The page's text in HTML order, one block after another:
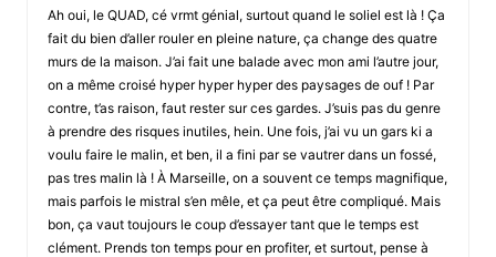
Ah oui, le QUAD, cé vrmt génial, surtout quand le soliel est là ! Ça
fait du bien d’aller rouler en pleine nature, ça change des quatre
murs de la maison. J’ai fait une balade avec mon ami l’autre jour,
on a même croisé hyper hyper hyper des paysages de ouf ! Par
contre, t’as raison, faut rester sur ces gardes. J’suis pas du genre
à prendre des risques inutiles, hein. Une fois, j’ai vu un gars ki a
voulu faire le malin, et ben, il a fini par se vautrer dans un fossé,
pas tres malin là ! À Marseille, on a souvent ce temps magnifique,
mais parfois le mistral s’en mêle, et ça peut être compliqué. Mais
bon, ça vaut toujours le coup d’essayer tant que le temps est
clément. Prends ton temps pour en profiter, et surtout, pense à